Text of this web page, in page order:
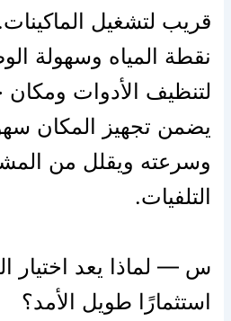
قريب لتشغيل
نقطة المياه وسهولة
لتنظيف الأدوات
يضمن تجهيز المكان
وسرعته ويقلل من
التلفيات.
س — لماذا يعد اختيار
استثمارًا طويل الأمد؟